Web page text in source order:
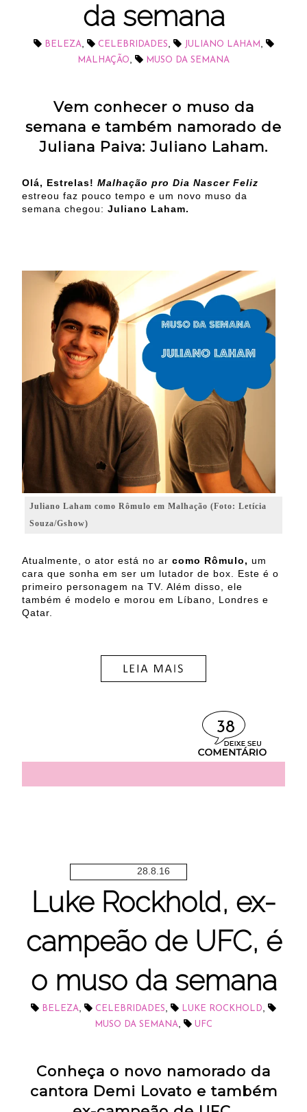
da semana
BELEZA CELEBRIDADES JULIANO LAHAM
MALHAÇÃO MUSO DA SEMANA
Vem conhecer o muso da
semana e também namorado de
Juliana Paiva: Juliano Laham.
Olá, Estrelas! Malhação pro Dia Nascer Feliz
estreou faz pouco tempo e um novo muso da
semana chegou: Juliano Laham.
Juliano Laham como Rômulo em Malhação (Foto: Letícia
Souza/Gshow)
Atualmente, o ator está no ar como Rômulo, um
cara que sonha em ser um lutador de box. Este é o
primeiro personagem na TV. Além disso, ele
também é modelo e morou em Líbano, Londres e
Qatar.
38
28.8.16
Luke Rockhold, ex-
campeão de UFC, é
o muso da semana
BELEZA CELEBRIDADES LUKE ROCKHOLD
MUSO DA SEMANA UFC
Conheça o novo namorado da
cantora Demi Lovato e também